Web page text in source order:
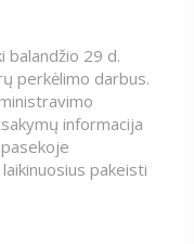
balandžio 29 d.
perkėlimo darbus.
informacija
pakeisti